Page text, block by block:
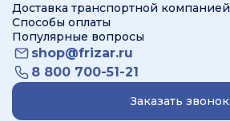
Доставка транспортной компанией
Способы оплаты
Популярные вопросы
shop@frizar.ru
8 800 700-51-21
Заказать звонок